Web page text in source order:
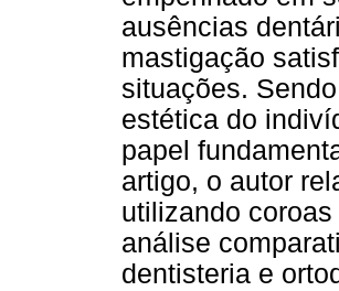
ausências
mastigação
situações.
estética do
papel
artigo, o autor
utilizando
análise
dentisteria e